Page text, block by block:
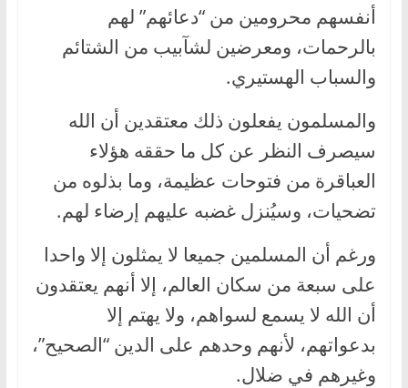
أنفسهم محرومين من “دعائهم” لهم
بالرحمات، ومعرضين لشآبيب من الشتائم
والسباب الهستيري.
والمسلمون يفعلون ذلك معتقدين أن الله
سيصرف النظر عن كل ما حققه هؤلاء
العباقرة من فتوحات عظيمة، وما بذلوه من
تضحيات، وسيُنزل غضبه عليهم إرضاء لهم.
ورغم أن المسلمين جميعا لا يمثلون إلا واحدا
على سبعة من سكان العالم، إلا أنهم يعتقدون
أن الله لا يسمع لسواهم، ولا يهتم إلا
بدعواتهم، لأنهم وحدهم على الدين “الصحيح”،
وغيرهم في ضلال.